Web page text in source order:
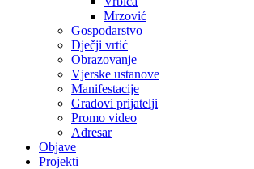
Mrzović
Gospodarstvo
Dječji vrtić
Obrazovanje
Vjerske ustanove
Manifestacije
Gradovi prijatelji
Promo video
Adresar
Objave
Projekti